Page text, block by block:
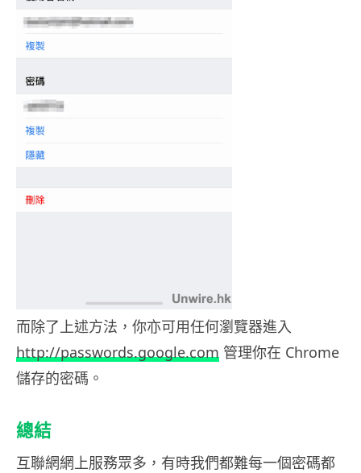
而除了上述方法，你亦可用任何瀏覽器進入
http://passwords.google.com 管理你在 Chrome
儲存的密碼。
總結
互聯網網上服務眾多，有時我們都難每一個密碼都